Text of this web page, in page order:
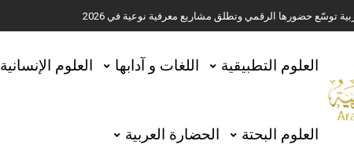
توسّع حضورها الرقمي وتطلق مشاريع معرفية نوعية في 2026
سلمان العالمي للغة العربية 2025
الطباع مدير عام لهيئة الموسوعة العربية
صالح وزيرا للثقافة
العلوم التطبيقية اللغات و آدابها العلوم الإنسانية
العلوم البحتة الحضارة العربية